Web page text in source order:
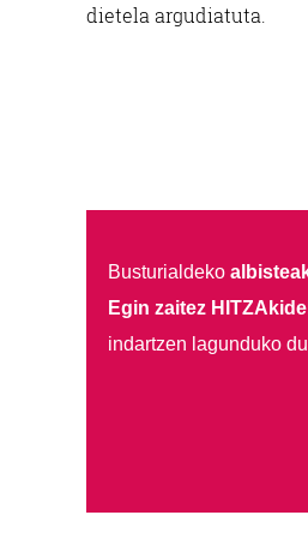
dietela argudiatuta.
Busturialdeko
Egin zaitez
indartzen lagunduko